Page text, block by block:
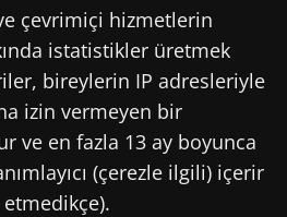
çevrimiçi hizmetlerin
istatistikler üretmek
bireylerin IP adresleriyle
izin vermeyen bir
ve en fazla 13 ay boyunca
(çerezle ilgili) içerir
Enstitüsü web sitesinde
almak için abone
Institute genel kullanim
koruma politikasiokudum ve